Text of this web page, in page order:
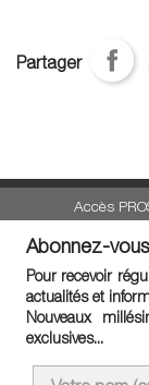
Partager
Accès
Abonnez-
Pour recevoir
actualités et
Nouveaux
exclusives...